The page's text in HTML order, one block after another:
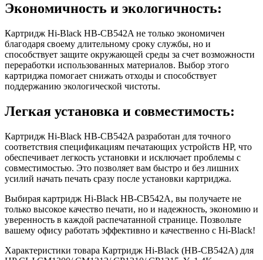
Экономичность и экологичность:
Картридж Hi-Black HB-CB542A не только экономичен
благодаря своему длительному сроку службы, но и
способствует защите окружающей среды за счет возможности
переработки использованных материалов. Выбор этого
картриджа помогает снижать отходы и способствует
поддержанию экологической чистоты.
Легкая установка и совместимость:
Картридж Hi-Black HB-CB542A разработан для точного
соответствия спецификациям печатающих устройств HP, что
обеспечивает легкость установки и исключает проблемы с
совместимостью. Это позволяет вам быстро и без лишних
усилий начать печать сразу после установки картриджа.
Выбирая картридж Hi-Black HB-CB542A, вы получаете не
только высокое качество печати, но и надежность, экономию и
уверенность в каждой распечатанной странице. Позвольте
вашему офису работать эффективно и качественно с Hi-Black!
Характеристики товара Картридж Hi-Black (HB-CB542A) для